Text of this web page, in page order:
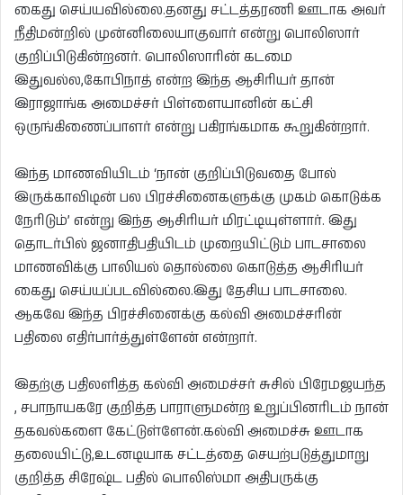
கைது செய்யவில்லை.தனது சட்டத்தரணி ஊடாக அவர்
நீதிமன்றில் முன்னிலையாகுவார் என்று பொலிஸார்
குறிப்பிடுகின்றனர். பொலிஸாரின் கடமை
இதுவல்ல,கோபிநாத் என்ற இந்த ஆசிரியர் தான்
இராஜாங்க அமைச்சர் பிள்ளையானின் கட்சி
ஒருங்கிணைப்பாளர் என்று பகிரங்கமாக கூறுகின்றார்.
இந்த மாணவியிடம் ‘நான் குறிப்பிடுவதை போல்
இருக்காவிடின் பல பிரச்சினைகளுக்கு முகம் கொடுக்க
நேரிடும்’ என்று இந்த ஆசிரியர் மிரட்டியுள்ளார். இது
தொடர்பில் ஜனாதிபதியிடம் முறையிட்டும் பாடசாலை
மாணவிக்கு பாலியல் தொல்லை கொடுத்த ஆசிரியர்
கைது செய்யப்படவில்லை.இது தேசிய பாடசாலை.
ஆகவே இந்த பிரச்சினைக்கு கல்வி அமைச்சரின்
பதிலை எதிர்பார்த்துள்ளேன் என்றார்.
இதற்கு பதிலளித்த கல்வி அமைச்சர் சுசில் பிரேமஜயந்த
, சபாநாயகரே குறித்த பாராளுமன்ற உறுப்பினரிடம் நான்
தகவல்களை கேட்டுள்ளேன்.கல்வி அமைச்சு ஊடாக
தலையிட்டு,உடனடியாக சட்டத்தை செயற்படுத்துமாறு
குறித்த சிரேஷ்ட பதில் பொலிஸ்மா அதிபருக்கு